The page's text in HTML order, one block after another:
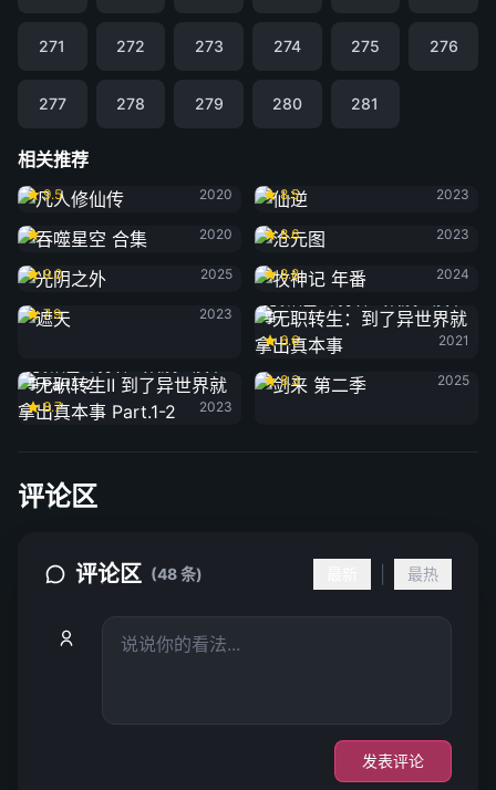
271 272 273 274 275 276
277 278 279 280 281
相关推荐
凡人修仙传
9.5
2020
8.5
2023
吞噬星空 合集
2020
沧元图
8.6
2023
光阴之外
9.0
2025
牧神记 年番
8.8
2024
遮天
7.9
2023
事
6.6
2021
事 Part.1-2
8.7
2023
剑来 第二季
8.3
2025
评论区
评论区 (48 条) 最热
发表评论